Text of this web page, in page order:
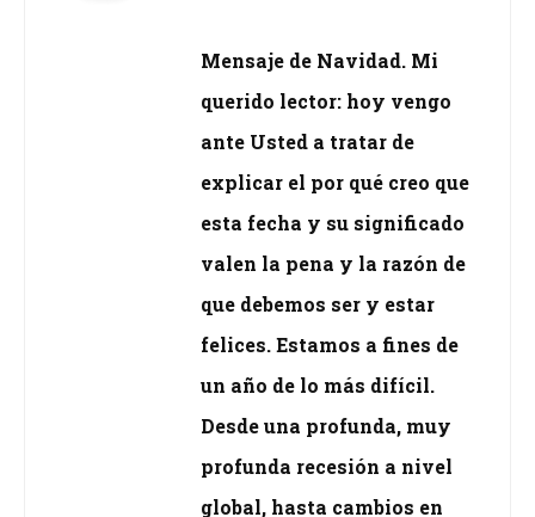
Mensaje de Navidad. Mi
querido lector: hoy vengo
ante Usted a tratar de
explicar el por qué creo que
esta fecha y su significado
valen la pena y la razón de
que debemos ser y estar
felices. Estamos a fines de
un año de lo más difícil.
Desde una profunda, muy
profunda recesión a nivel
global, hasta cambios en